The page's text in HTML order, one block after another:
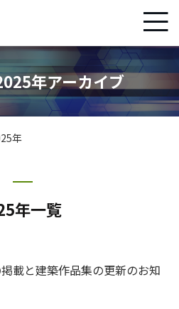
年アーカイブ
年
年一覧
載と建築作品集の更新のお知